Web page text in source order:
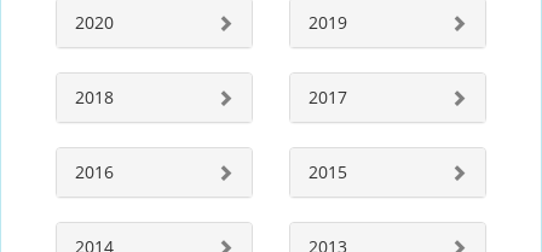
2020 2019
2018 2017
2016 2015
2014 2013